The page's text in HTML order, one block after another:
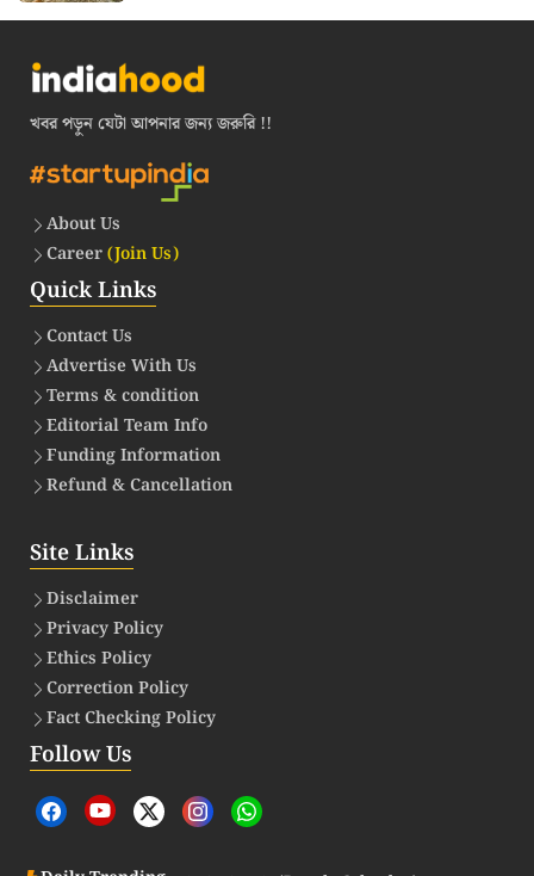
খবর পড়ুন যেটা আপনার জন্য জরুরি !!
About Us
Career(Join Us)
Quick Links
Contact Us
Advertise With Us
Terms & condition
Editorial Team Info
Funding Information
Refund & Cancellation
Site Links
Disclaimer
Privacy Policy
Ethics Policy
Correction Policy
Fact Checking Policy
Follow Us